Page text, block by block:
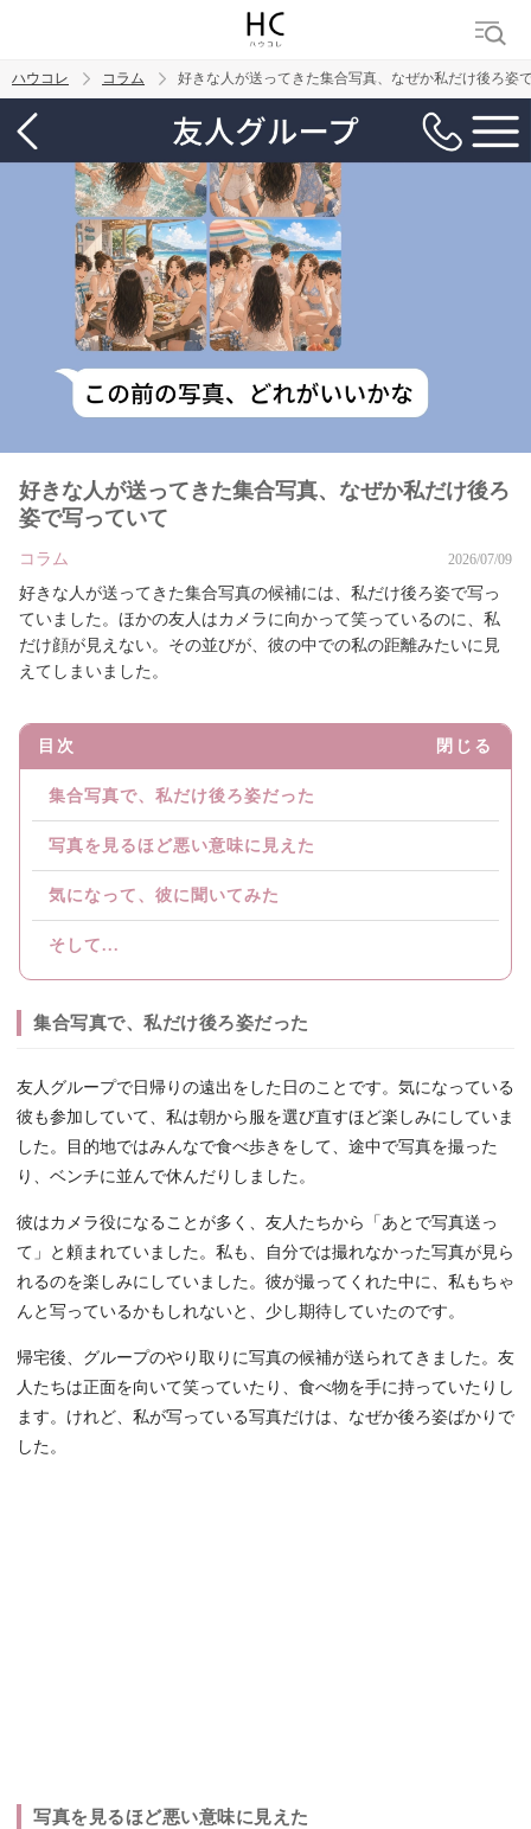
トレンド ワード
男の本音 男ウケ NG行動 彼女 イイ女
ハウコレ コラム 好きな人が送ってきた集合写真、なぜか私だけ後ろ姿
好きな人が送ってきた集合写真、なぜか私だけ後ろ
姿で写っていて
コラム 2026/07/09
好きな人が送ってきた集合写真の候補には、私だけ後ろ姿で写っ
ていました。ほかの友人はカメラに向かって笑っているのに、私
だけ顔が見えない。その並びが、彼の中での私の距離みたいに見
えてしまいました。
目次 閉じる
集合写真で、私だけ後ろ姿だった
写真を見るほど悪い意味に見えた
気になって、彼に聞いてみた
そして...
集合写真で、私だけ後ろ姿だった
友人グループで日帰りの遠出をした日のことです。気になっている
彼も参加していて、私は朝から服を選び直すほど楽しみにしていま
した。目的地ではみんなで食べ歩きをして、途中で写真を撮った
り、ベンチに並んで休んだりしました。
彼はカメラ役になることが多く、友人たちから「あとで写真送っ
て」と頼まれていました。私も、自分では撮れなかった写真が見ら
れるのを楽しみにしていました。彼が撮ってくれた中に、私もちゃ
んと写っているかもしれないと、少し期待していたのです。
帰宅後、グループのやり取りに写真の候補が送られてきました。友
人たちは正面を向いて笑っていたり、食べ物を手に持っていたりし
ます。けれど、私が写っている写真だけは、なぜか後ろ姿ばかりで
した。
写真を見るほど悪い意味に見えた